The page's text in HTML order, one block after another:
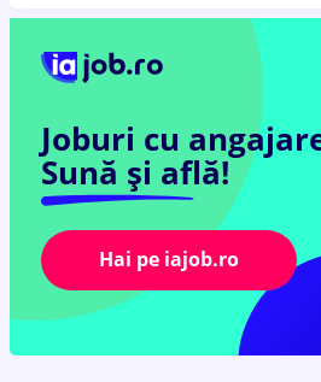
Joburi cu
Sună și află!
Hai pe iajob.ro